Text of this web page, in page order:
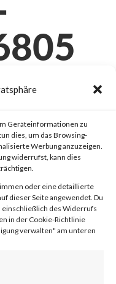
Geräteinformationen zu
dies, um das Browsing-
Werbung anzuzeigen.
widerrufst, kann dies
oder eine detaillierte
dieser Seite angewendet. Du
des Widerrufs
in der Cookie-Richtlinie
verwalten" am unteren
|0 Kommentare